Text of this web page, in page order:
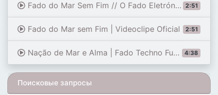
2:51
Fado do Mar Sem Fim // O Fado Eletrónico Que Arrepia do Início ao Fim
2:51
Fado do Mar sem Fim | Videoclipe Oficial
4:38
Nação de Mar e Alma | Fado Techno Fusion Português
Поисковые запросы